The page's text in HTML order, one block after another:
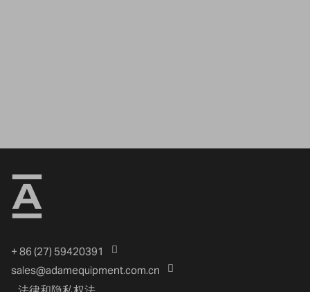
+ 86 (27) 59420391
sales@adamequipment.com.cn